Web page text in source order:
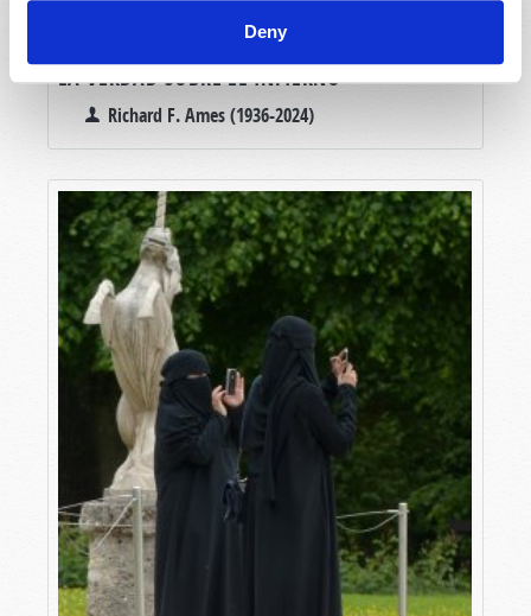
Deny
LA VERDAD SOBRE EL INFIERNO
Richard F. Ames (1936-2024)